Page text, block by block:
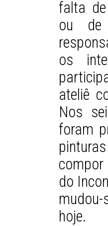
falta
ou de
os
ateliê
Nos
foram
do
hoje.